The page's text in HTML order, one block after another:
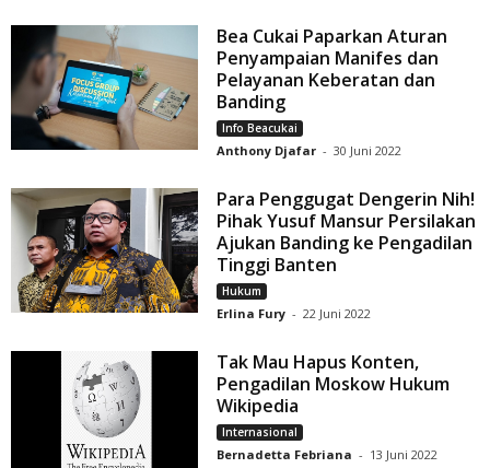
Bea Cukai Paparkan Aturan
Penyampaian Manifes dan
Pelayanan Keberatan dan
Banding
Info Beacukai
Anthony Djafar - 30 Juni 2022
Para Penggugat Dengerin Nih!
Pihak Yusuf Mansur Persilakan
Ajukan Banding ke Pengadilan
Tinggi Banten
Hukum
Erlina Fury - 22 Juni 2022
Tak Mau Hapus Konten,
Pengadilan Moskow Hukum
Wikipedia
Internasional
Bernadetta Febriana - 13 Juni 2022